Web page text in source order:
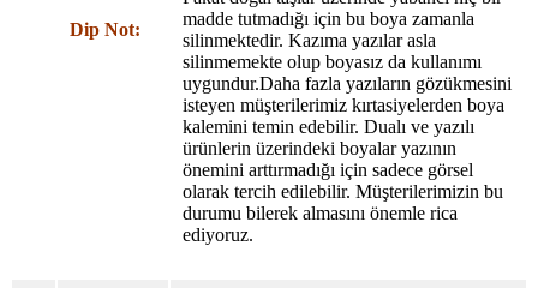
Dip Not:
madde tutmadığı için bu boya zamanla
silinmektedir. Kazıma yazılar asla
silinmemekte olup boyasız da kullanımı
uygundur.Daha fazla yazıların gözükmesini
isteyen müşterilerimiz kırtasiyelerden boya
kalemini temin edebilir. Dualı ve yazılı
ürünlerin üzerindeki boyalar yazının
önemini arttırmadığı için sadece görsel
olarak tercih edilebilir. Müşterilerimizin bu
durumu bilerek almasını önemle rica
ediyoruz.